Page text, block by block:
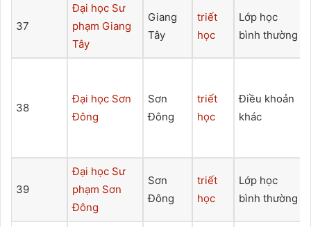
37
Đại học Sư
phạm Giang
Tây
Giang
Tây
triết
học
Lớp học
bình thường
38
Đại học Sơn
Đông
Sơn
Đông
triết
học
Điều khoản
khác
39
Đại học Sư
phạm Sơn
Đông
Sơn
Đông
triết
học
Lớp học
bình thường